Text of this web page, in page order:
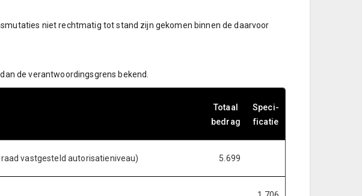
niet rechtmatig tot stand zijn gekomen binnen de daarvoor
de verantwoordingsgrens bekend.
Totaal
bedrag
Speci-
ficatie
vastgesteld autorisatieniveau) 5.699